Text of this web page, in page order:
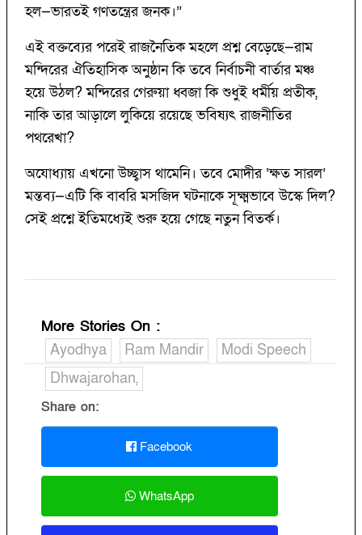
হল—ভারতই গণতন্ত্রের জনক।”
এই বক্তব্যের পরেই রাজনৈতিক মহলে প্রশ্ন বেড়েছে—রাম
মন্দিরের ঐতিহাসিক অনুষ্ঠান কি তবে নির্বাচনী বার্তার মঞ্চ
হয়ে উঠল? মন্দিরের গেরুয়া ধ্বজা কি শুধুই ধর্মীয় প্রতীক,
নাকি তার আড়ালে লুকিয়ে রয়েছে ভবিষ্যৎ রাজনীতির
পথরেখা?
অযোধ্যায় এখনো উচ্ছ্বাস থামেনি। তবে মোদীর ‘ক্ষত সারল’
মন্তব্য—এটি কি বাবরি মসজিদ ঘটনাকে সূক্ষ্মভাবে উস্কে দিল?
সেই প্রশ্নে ইতিমধ্যেই শুরু হয়ে গেছে নতুন বিতর্ক।
More Stories On :
Ayodhya
Ram Mandir
Modi Speech
Dhwajarohan,
Share on:
Facebook
WhatsApp